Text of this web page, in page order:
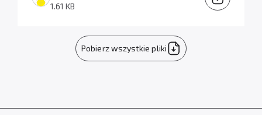
1.61 KB
Pobierz wszystkie pliki